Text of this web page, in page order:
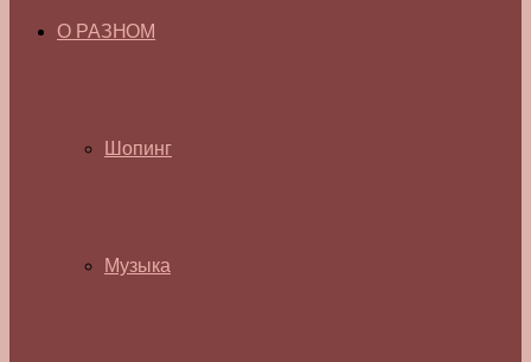
О РАЗНОМ
Шопинг
Музыка